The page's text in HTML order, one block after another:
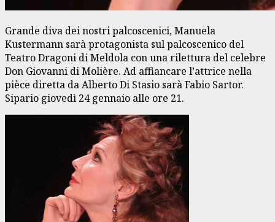
Grande diva dei nostri palcoscenici, Manuela
Kustermann sarà protagonista sul palcoscenico del
Teatro Dragoni di Meldola con una rilettura del celebre
Don Giovanni di Molière. Ad affiancare l’attrice nella
pièce diretta da Alberto Di Stasio sarà Fabio Sartor.
Sipario giovedì 24 gennaio alle ore 21.